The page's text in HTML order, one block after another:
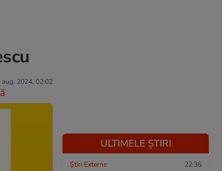
2024, 02:02
ULTIMELE ȘTIRI
Știri Externe 22:36